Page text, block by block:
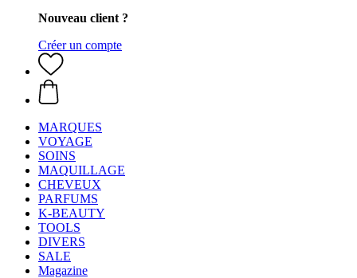
Nouveau client ?
Créer un compte
MARQUES
VOYAGE
SOINS
MAQUILLAGE
CHEVEUX
PARFUMS
K-BEAUTY
TOOLS
DIVERS
SALE
Magazine